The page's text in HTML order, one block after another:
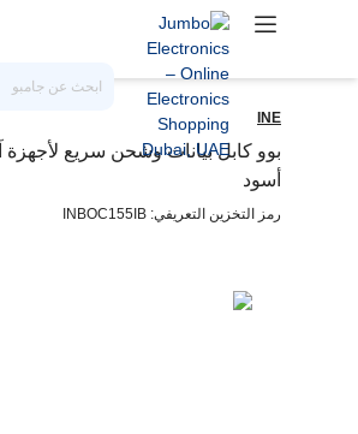
INE
أسود
رمز التخزين التعريفي: INBOC155IB